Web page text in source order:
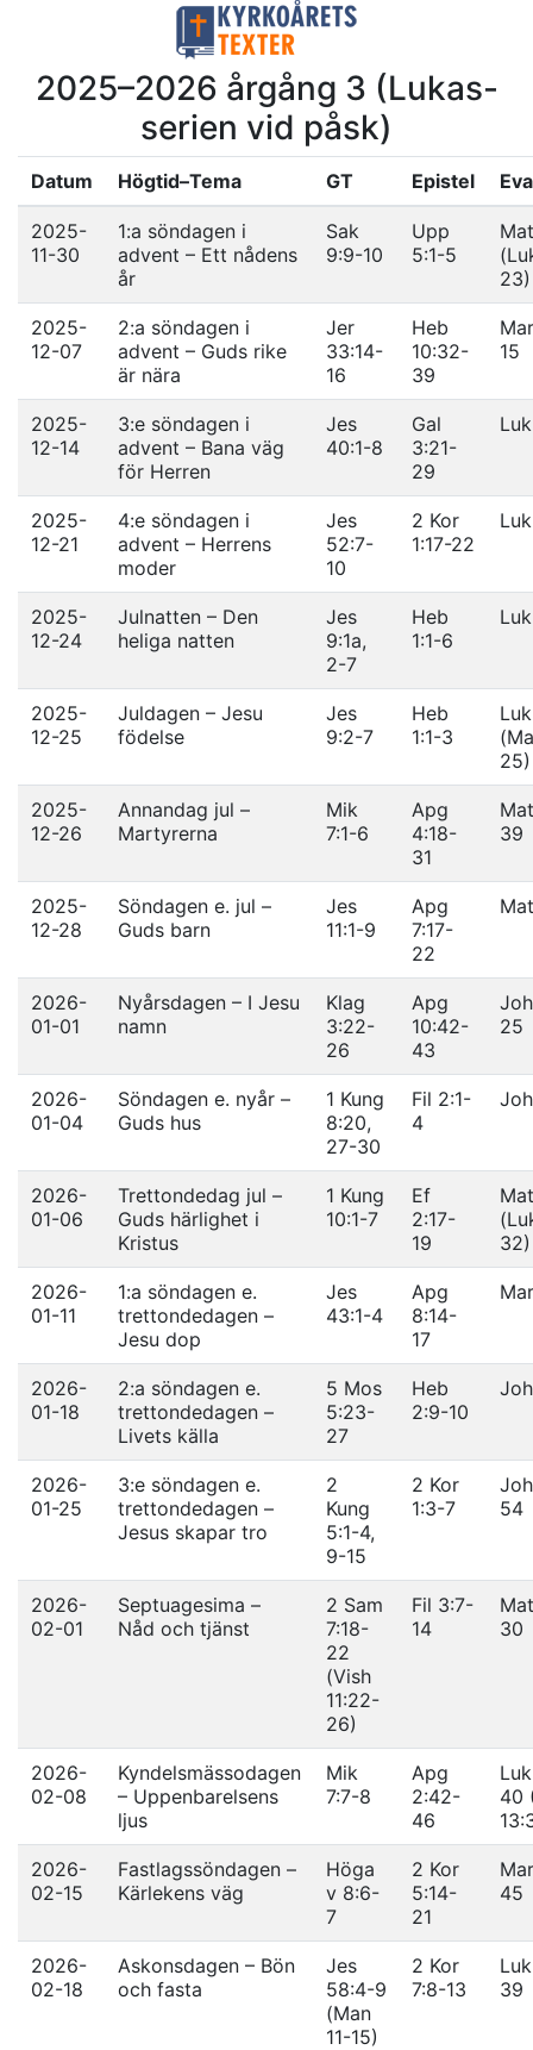
2025–2026 årgång 3 (Lukas-
serien vid påsk)
Datum Högtid–Tema GT Epistel
2025-
11-30
1:a söndagen i
advent – Ett nådens
år
Sak
9:9-10
Upp
5:1-5
23)
2025-
12-07
2:a söndagen i
advent – Guds rike
är nära
Jer
33:14-
16
Heb
10:32-
39
15
2025-
12-14
3:e söndagen i
advent – Bana väg
för Herren
Jes
40:1-8
Gal
3:21-
29
2025-
12-21
4:e söndagen i
advent – Herrens
moder
Jes
52:7-
10
2 Kor
1:17-22
2025-
12-24
Julnatten – Den
heliga natten
Jes
9:1a,
2-7
Heb
1:1-6
2025-
12-25
Juldagen – Jesu
födelse
Jes
9:2-7
Heb
1:1-3
25)
2025-
12-26
Annandag jul –
Martyrerna
Mik
7:1-6
Apg
4:18-
31
39
2025-
12-28
Söndagen e. jul –
Guds barn
Jes
11:1-9
Apg
7:17-
22
2026-
01-01
Nyårsdagen – I Jesu
namn
Klag
3:22-
26
Apg
10:42-
43
25
2026-
01-04
Söndagen e. nyår –
Guds hus
1 Kung
8:20,
27-30
Fil 2:1-
4
2026-
01-06
Trettondedag jul –
Guds härlighet i
Kristus
1 Kung
10:1-7
Ef
2:17-
19
32)
2026-
01-11
1:a söndagen e.
trettondedagen –
Jesu dop
Jes
43:1-4
Apg
8:14-
17
2026-
01-18
2:a söndagen e.
trettondedagen –
Livets källa
5 Mos
5:23-
27
Heb
2:9-10
2026-
01-25
3:e söndagen e.
trettondedagen –
Jesus skapar tro
2
Kung
5:1-4,
9-15
2 Kor
1:3-7
54
2026-
02-01
Septuagesima –
Nåd och tjänst
2 Sam
7:18-
22
(Vish
11:22-
26)
Fil 3:7-
14
30
2026-
02-08
Kyndelsmässodagen
– Uppenbarelsens
ljus
Mik
7:7-8
Apg
2:42-
46
40
2026-
02-15
Fastlagssöndagen –
Kärlekens väg
Höga
v 8:6-
7
2 Kor
5:14-
21
45
2026-
02-18
Askonsdagen – Bön
och fasta
Jes
58:4-9
(Man
11-15)
2 Kor
7:8-13
39